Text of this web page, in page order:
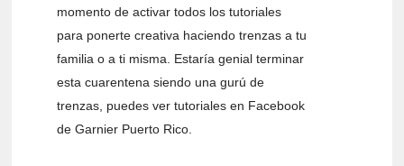
momento de activar todos los tutoriales
para ponerte creativa haciendo trenzas a tu
familia o a ti misma. Estaría genial terminar
esta cuarentena siendo una gurú de
trenzas, puedes ver tutoriales en Facebook
de Garnier Puerto Rico.